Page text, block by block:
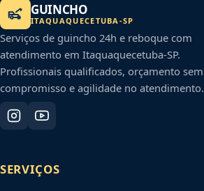
GUINCHO
ITAQUAQUECETUBA -SP
Serviços de guincho 24h e reboque com
atendimento em Itaquaquecetuba-SP.
Profissionais qualificados, orçamento sem
compromisso e agilidade no atendimento.
SERVIÇOS